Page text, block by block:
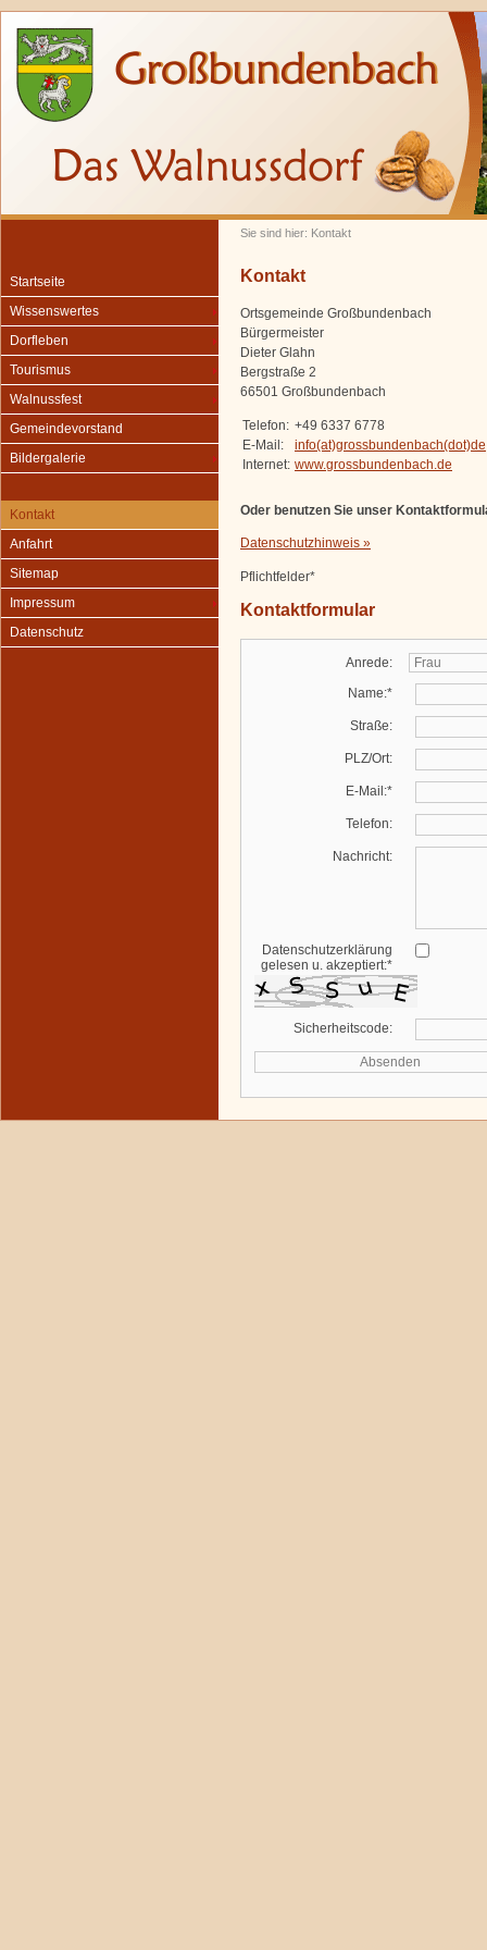
Sie sind hier: Kontakt
Startseite
Wissenswertes
Dorfleben
Tourismus
Walnussfest
Gemeindevorstand
Bildergalerie
Kontakt
Anfahrt
Sitemap
Impressum
Datenschutz
Kontakt
Ortsgemeinde Großbundenbach
Bürgermeister
Dieter Glahn
Bergstraße 2
66501 Großbundenbach
Telefon: +49 6337 6778
E-Mail:
info(at)grossbundenbach(dot)de
Internet: www.grossbundenbach.de
Oder benutzen Sie unser
Datenschutzhinweis »
Pflichtfelder*
Kontaktformular
Anrede:
Name:*
Straße:
PLZ/Ort:
E-Mail:*
Telefon:
Nachricht:
Datenschutzerklärung
gelesen u. akzeptiert:*
Sicherheitscode: